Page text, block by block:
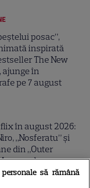
posac”,
inspirată
The New
ajunge în
pe 7 august
în august 2026:
„Nosferatu” și
din „Outer
veac de
să rămână